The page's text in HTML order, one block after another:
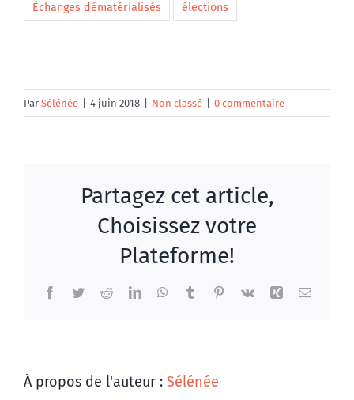
Échanges dématérialisés élections
Par Sélénée 4 juin 2018 Non classé 0 commentaire
Partagez cet article,
Choisissez votre
Plateforme!
Facebook
TwitterRedditLinkedInWhatsApp
TumblrPinterest
Vk Xing Email
À propos de l'auteur : Sélénée